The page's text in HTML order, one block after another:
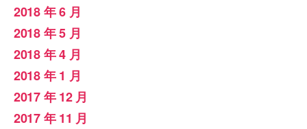
2018 年 6 月
2018 年 5 月
2018 年 4 月
2018 年 1 月
2017 年 12 月
2017 年 11 月